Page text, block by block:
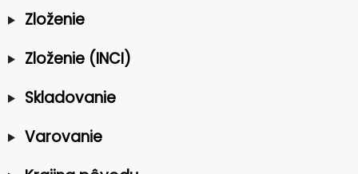
Zloženie
Zloženie (INCI)
Skladovanie
Varovanie